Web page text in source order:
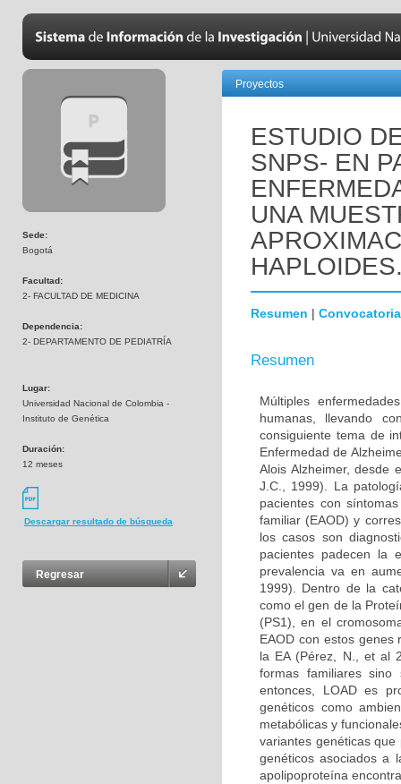
Sede:
Bogotá
Facultad:
2- FACULTAD DE MEDICINA
Dependencia:
2- DEPARTAMENTO DE PEDIATRÍA
Lugar:
Universidad Nacional de Colombia -
Instituto de Genética
Duración:
12 meses
Descargar resultado de búsqueda
Regresar
Proyectos
ESTUDIO
SNPS- EN
UNA
Resumen | Convocatoria
Resumen
Múltiples
humanas, llevando
consiguiente tema de
Enfermedad de
Alois Alzheimer, desde
J.C., 1999). La
pacientes con
familiar (EAOD) y
los casos son
pacientes padecen la
prevalencia va en
1999). Dentro de la
como el gen de la
(PS1), en el
EAOD con estos
la EA (Pérez, N., et al
formas familiares sino
entonces, LOAD es
genéticos como
metabólicas y
variantes genéticas
genéticos asociados a
apolipoproteína